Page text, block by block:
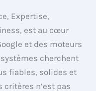
Expertise,
est au cœur
et des moteurs
systèmes cherchent
fiables, solides et
critères n’est pas